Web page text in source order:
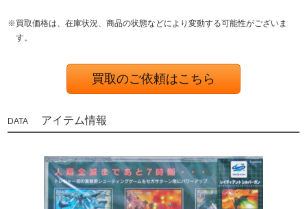
※買取価格は、在庫状況、商品の状態などにより変動する可能性がございま
す。
買取のご依頼はこちら
アイテム情報